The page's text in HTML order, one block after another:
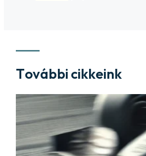
További cikkeink